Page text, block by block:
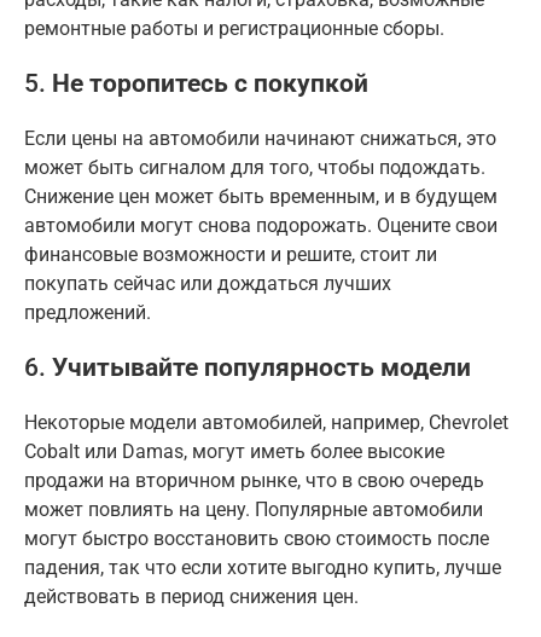
ремонтные работы и регистрационные сборы.
5. Не торопитесь с покупкой
Если цены на автомобили начинают снижаться, это
может быть сигналом для того, чтобы подождать.
Снижение цен может быть временным, и в будущем
автомобили могут снова подорожать. Оцените свои
финансовые возможности и решите, стоит ли
покупать сейчас или дождаться лучших
предложений.
6. Учитывайте популярность модели
Некоторые модели автомобилей, например, Chevrolet
Cobalt или Damas, могут иметь более высокие
продажи на вторичном рынке, что в свою очередь
может повлиять на цену. Популярные автомобили
могут быстро восстановить свою стоимость после
падения, так что если хотите выгодно купить, лучше
действовать в период снижения цен.